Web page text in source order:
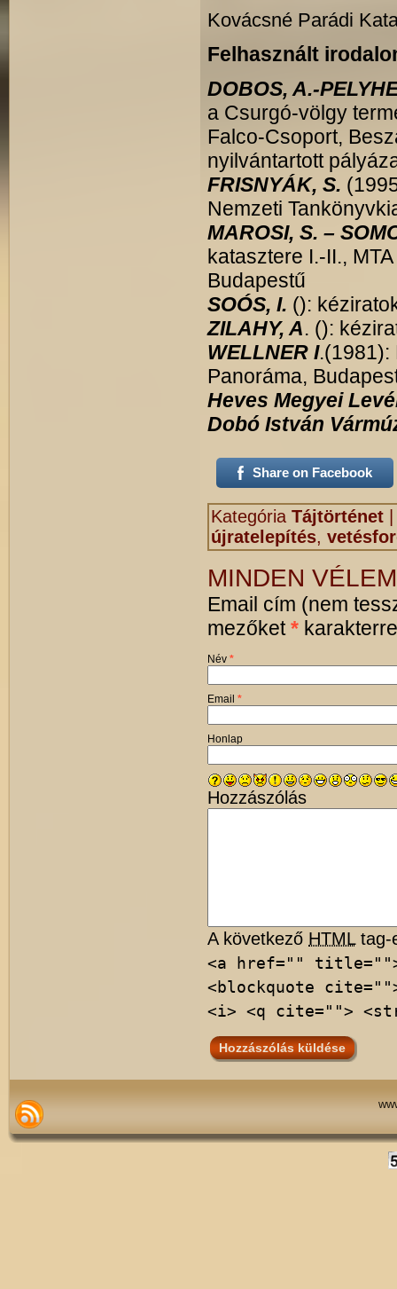
Kovácsné Parádi
Felhasznált
DOBOS, A.-
a Csurgó-völgy
Falco-Csoport,
nyilvántartott
FRISNYÁK, S.
Nemzeti
MAROSI, S. –
katasztere I.-II.,
Budapestű
SOÓS, I. ():
ZILAHY, A. ():
WELLNER I.(1981):
Panoráma,
Heves Megyei
Dobó István
Share on Facebook
Kategória Tájtörténet
újratelepítés,
MINDEN
Email cím (nem
mezőket*
Név *
Email *
Honlap
Hozzászólás
A következő HTMLtag-
<a href=""
<blockquote
<i> <q cite="">